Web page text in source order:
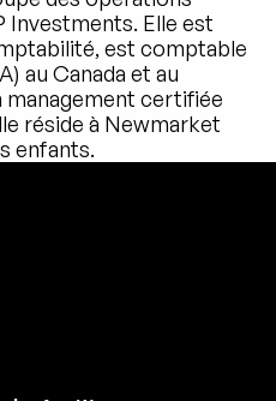
Investments. Elle est
est comptable
au Canada et au
certifiée
réside à Newmarket
enfants.